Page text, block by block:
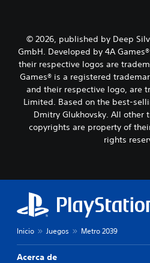
© 2026, published by Deep
GmbH. Developed by 4A
their respective logos are
Games® is a registered
and their respective logo, are
Limited. Based on the best-
Dmitry Glukhovsky. All other
copyrights are property of
rights
Inicio Juegos Metro 2039
Acerca de